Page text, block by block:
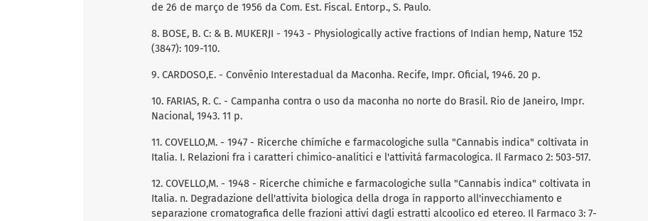
de 26 de março de 1956 da Com. Est. Fiscal. Entorp., S. Paulo.
8. BOSE, B. C: & B. MUKERJI - 1943 - Physiologically active fractions of Indian hemp, Nature 152
(3847): 109-110.
9. CARDOSO,E. - Convênio Interestadual da Maconha. Recife, Impr. Oficial, 1946. 20 p.
10. FARIAS, R. C. - Campanha contra o uso da maconha no norte do Brasil. Rio de Janeiro, Impr.
Nacional, 1943. 11 p.
11. COVELLO,M. - 1947 - Ricerche chímíche e farmacologiche sulla "Cannabis indica" coltívata in
Italia. I. Relazioni fra i caratteri chimico-analitici e l'attivitá farmacologica. Il Farmaco 2: 503-517.
12. COVELLO,M. - 1948 - Ricerche chimiche e farmacologiche sulla "Cannabis indica" coltivata in
Italia. n. Degradazione dell'attivita biologica della droga ín rapporto all'invecchiamento e
separazione cromatografica delle frazioni attivi dagli estratti alcoolico ed etereo. Il Farmaco 3: 7-